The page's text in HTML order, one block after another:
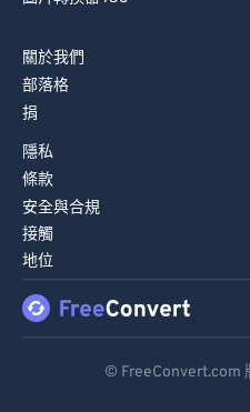
關於我們
部落格
捐
隱私
條款
安全與合規
接觸
地位
© FreeConvert.com